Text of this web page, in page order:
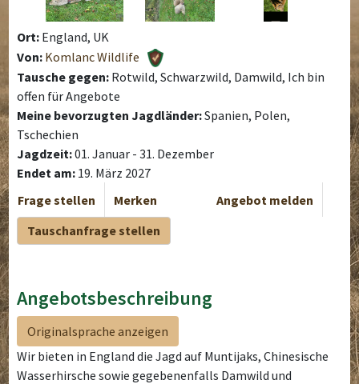
Ort: England, UK
Von: Komlanc Wildlife
Tausche gegen: Rotwild, Schwarzwild, Damwild, Ich bin
offen für Angebote
Meine bevorzugten Jagdländer:Spanien, Polen,
Tschechien
Jagdzeit:01. Januar - 31. Dezember
Endet am: 19. März 2027
Frage stellen
Merken
Angebot melden
Tauschanfrage stellen
Angebotsbeschreibung
Originalsprache anzeigen
Wir bieten in England die Jagd auf Muntijaks, Chinesische
Wasserhirsche sowie gegebenenfalls Damwild und